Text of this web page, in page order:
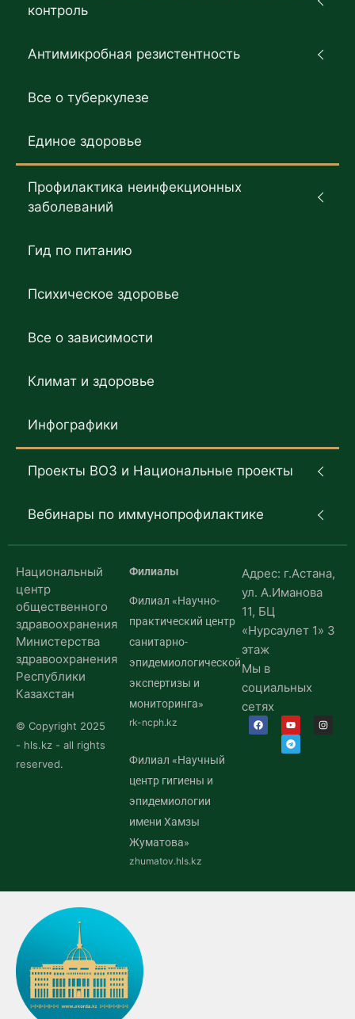
контроль
Антимикробная резистентность
Все о туберкулезе
Единое здоровье
Профилактика неинфекционных
заболеваний
Гид по питанию
Психическое здоровье
Все о зависимости
Климат и здоровье
Инфографики
Проекты ВОЗ и Национальные проекты
Вебинары по иммунопрофилактике
Национальный
центр
общественного
здравоохранения
Министерства
здравоохранения
Республики
Казахстан
© Copyright 2025
- hls.kz - all rights
reserved.
Филиалы
Филиал «Научно-
практический центр
санитарно-
эпидемиологической
экспертизы и
мониторинга»
rk-ncph.kz
Филиал «Научный
центр гигиены и
эпидемиологии
имени Хамзы
Жуматова»
zhumatov.hls.kz
Адрес: г.Астана,
ул. А.Иманова
11, БЦ
«Нурсаулет 1» 3
этаж
Мы в
социальных
сетях